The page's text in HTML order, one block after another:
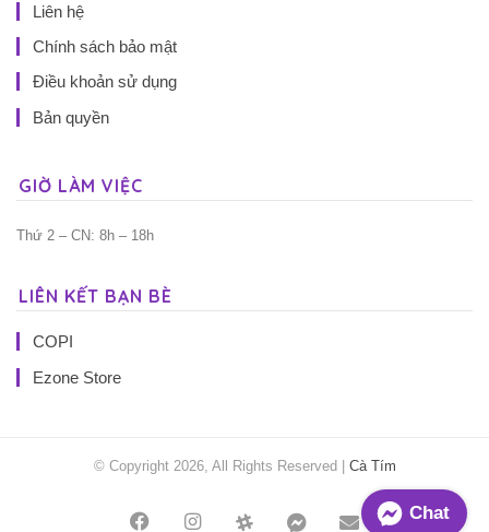
Liên hệ
Chính sách bảo mật
Điều khoản sử dụng
Bản quyền
GIỜ LÀM VIỆC
Thứ 2 – CN: 8h – 18h
LIÊN KẾT BẠN BÈ
COPI
Ezone Store
© Copyright 2026, All Rights Reserved | Cà Tím
FacebookInstagramThreadsMessenger
Mail Chat